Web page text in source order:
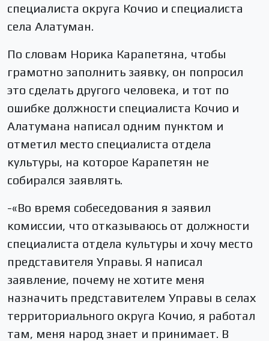
специалиста округа Кочио и специалиста
села Алатуман.
По словам Норика Карапетяна, чтобы
грамотно заполнить заявку, он попросил
это сделать другого человека, и тот по
ошибке должности специалиста Кочио и
Алатумана написал одним пунктом и
отметил место специалиста отдела
культуры, на которое Карапетян не
собирался заявлять.
-«Во время собеседования я заявил
комиссии, что отказываюсь от должности
специалиста отдела культуры и хочу место
представителя Управы. Я написал
заявление, почему не хотите меня
назначить представителем Управы в селах
территориального округа Кочио, я работал
там, меня народ знает и принимает. В